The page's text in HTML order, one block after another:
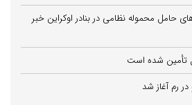
حامل محموله نظامی در بنادر اوکراین خبر
تأمین شده است
رم آغاز شد